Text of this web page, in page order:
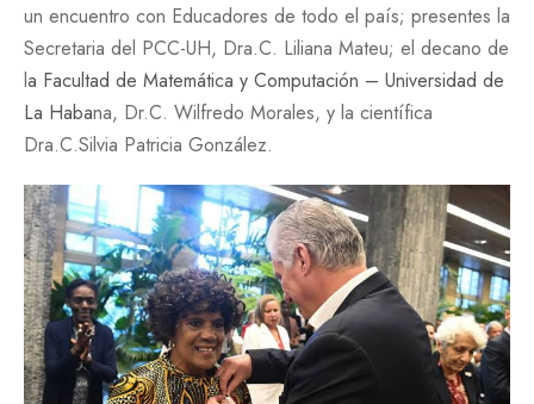
un encuentro con Educadores de todo el país; presentes la
Secretaria del PCC-UH, Dra.C. Liliana Mateu; el decano de
la Facultad de Matemática y Computación – Universidad de
La Habana, Dr.C. Wilfredo Morales, y la científica
Dra.C.Silvia Patricia González.